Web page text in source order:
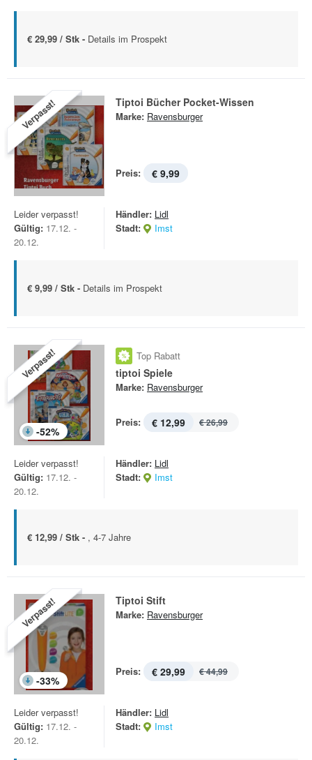
€ 29,99 / Stk - Details im Prospekt
Verpasst! Tiptoi Bücher Pocket-Wissen
Marke: Ravensburger
Preis: € 9,99
Leider verpasst!
Gültig: 17.12. -
20.12.
Händler: Lidl
Stadt:
Imst
€ 9,99 / Stk - Details im Prospekt
Verpasst!
-52%
Top Rabatt
tiptoi Spiele
Marke: Ravensburger
Preis: € 12,99 € 26,99
Leider verpasst!
Gültig: 17.12. -
20.12.
Händler: Lidl
Stadt:
Imst
€ 12,99 / Stk - , 4-7 Jahre
Verpasst!
-33%
Tiptoi Stift
Marke: Ravensburger
Preis: € 29,99 € 44,99
Leider verpasst!
Gültig: 17.12. -
20.12.
Händler: Lidl
Stadt:
Imst